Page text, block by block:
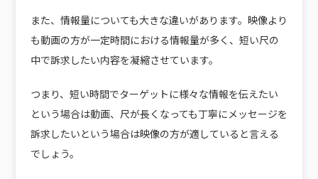
また、情報量についても大きな違いがあります。映像より
も動画の方が一定時間における情報量が多く、短い尺の
中で訴求したい内容を凝縮させています。
つまり、短い時間でターゲットに様々な情報を伝えたい
という場合は動画、尺が長くなっても丁寧にメッセージを
訴求したいという場合は映像の方が適していると言える
でしょう。